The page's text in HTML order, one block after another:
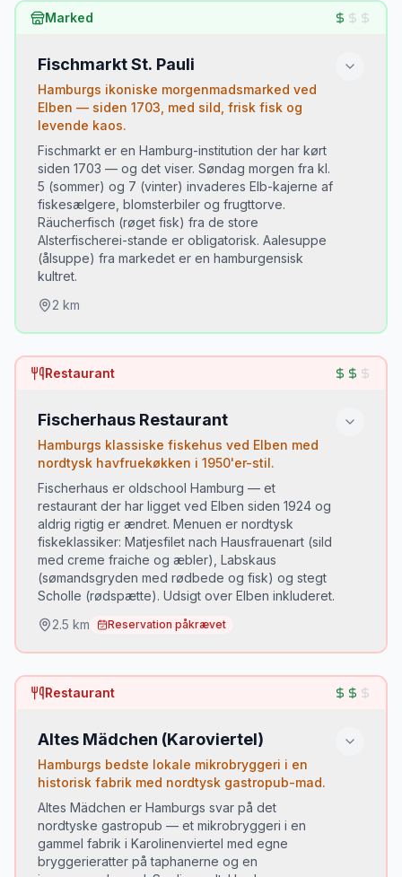
Marked
Fischmarkt St. Pauli
Hamburgs ikoniske morgenmadsmarked ved
Elben — siden 1703, med sild, frisk fisk og
levende kaos.
Fischmarkt er en Hamburg-institution der har kørt
siden 1703 — og det viser. Søndag morgen fra kl.
5 (sommer) og 7 (vinter) invaderes Elb-kajerne af
fiskesælgere, blomsterbiler og frugttorve.
Räucherfisch (røget fisk) fra de store
Alsterfischerei-stande er obligatorisk. Aalesuppe
(ålsuppe) fra markedet er en hamburgensisk
kultret.
2 km
Du skal prøve:
Räucherfisch (røget ål, makrel eller laks)
tørret frugt)
📅 OBS: Kun søndag morgen kl. 5:00–9:30
(sommer) / 7:00–9:30 (vinter).
Restaurant
Fischerhaus Restaurant
Hamburgs klassiske fiskehus ved Elben med
nordtysk havfruekøkken i 1950'er-stil.
Fischerhaus er oldschool Hamburg — et
restaurant der har ligget ved Elben siden 1924 og
aldrig rigtig er ændret. Menuen er nordtysk
fiskeklassiker: Matjesfilet nach Hausfrauenart (sild
med creme fraiche og æbler), Labskaus
(sømandsgryden med rødbede og fisk) og stegt
Scholle (rødspætte). Udsigt over Elben inkluderet.
2.5 km Reservation påkrævet
Du skal prøve:
Matjesfilet nach Hausfrauenart (sild med creme
•Labskaus (Hamburger sømandsgryden med
spejlæg)
•Pannfisch (stegt fisk med sennepssauce)
Restaurant
Altes Mädchen (Karoviertel)
Hamburgs bedste lokale mikrobryggeri i en
historisk fabrik med nordtysk gastropub-mad.
Altes Mädchen er Hamburgs svar på det
nordtyske gastropub — et mikrobryggeri i en
gammel fabrik i Karolinenviertel med egne
bryggerieratter på taphanerne og en